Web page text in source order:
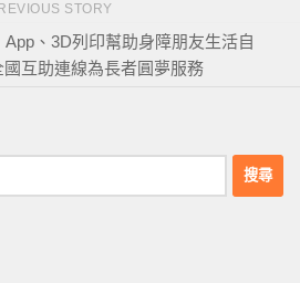
STORY
、3D列印幫助身障朋友生活自
國互助連線為長者圓夢服務